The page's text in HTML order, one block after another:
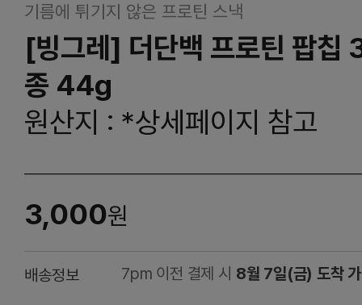
기름에 튀기지 않은 프로틴 스낵
[빙그레] 더단백 프로틴 팝칩
종 44g
원산지 : *상세페이지 참고
3,000원
배송정보 7pm 이전 결제 시 8월 7일(금) 도착